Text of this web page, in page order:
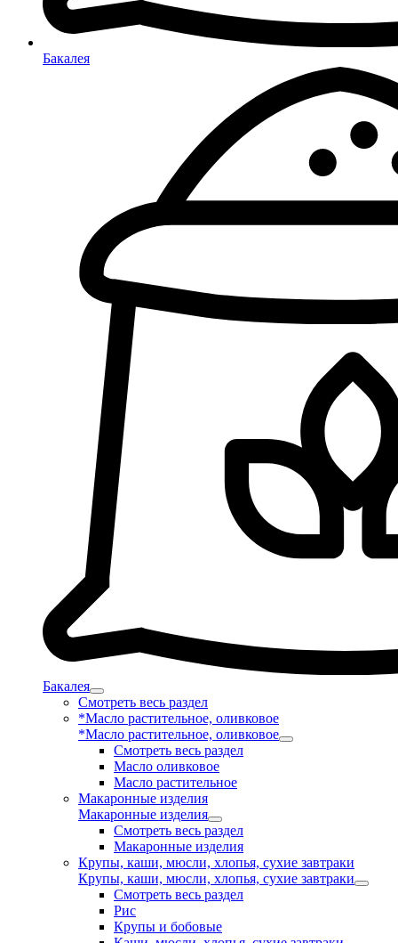
Бакалея
Бакалея
Смотреть весь раздел
*Масло растительное, оливковое
*Масло растительное, оливковое
Смотреть весь раздел
Масло оливковое
Масло растительное
Макаронные изделия
Макаронные изделия
Смотреть весь раздел
Макаронные изделия
Крупы, каши, мюсли, хлопья, сухие завтраки
Крупы, каши, мюсли, хлопья, сухие завтраки
Смотреть весь раздел
Рис
Крупы и бобовые